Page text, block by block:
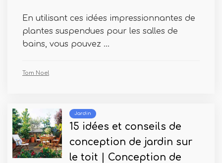
En utilisant ces idées impressionnantes de
plantes suspendues pour les salles de
bains, vous pouvez ...
Tom Noel
Jardin
15 idées et conseils de
conception de jardin sur
le toit | Conception de